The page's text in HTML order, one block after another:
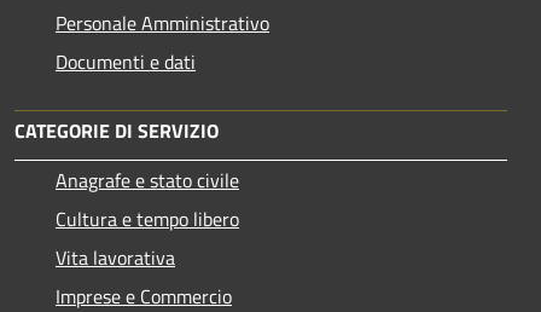
Personale Amministrativo
Documenti e dati
CATEGORIE DI SERVIZIO
Anagrafe e stato civile
Cultura e tempo libero
Vita lavorativa
Imprese e Commercio